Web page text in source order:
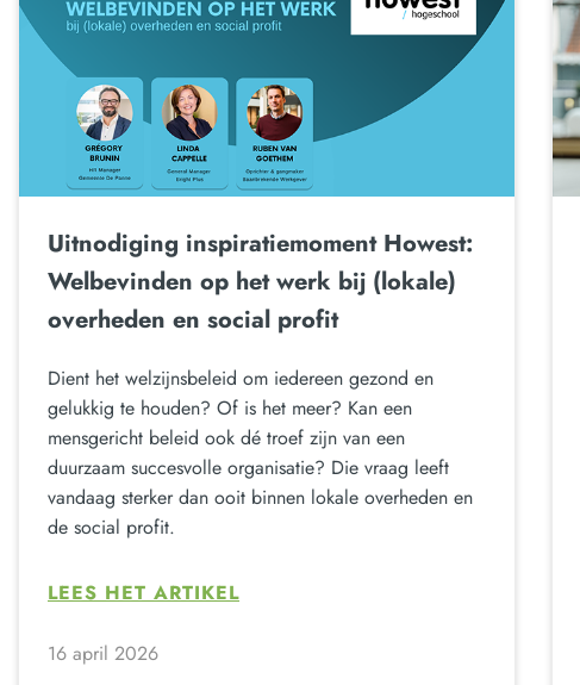
Uitnodiging inspiratiemoment Howest:
Welbevinden op het werk bij (lokale)
overheden en social profit
Dient het welzijnsbeleid om iedereen gezond en
gelukkig te houden? Of is het meer? Kan een
mensgericht beleid ook dé troef zijn van een
duurzaam succesvolle organisatie? Die vraag leeft
vandaag sterker dan ooit binnen lokale overheden en
de social profit.
LEES HET ARTIKEL
16 april 2026